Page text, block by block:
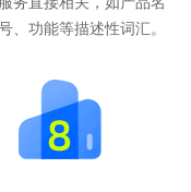
、功能等描述性词汇。